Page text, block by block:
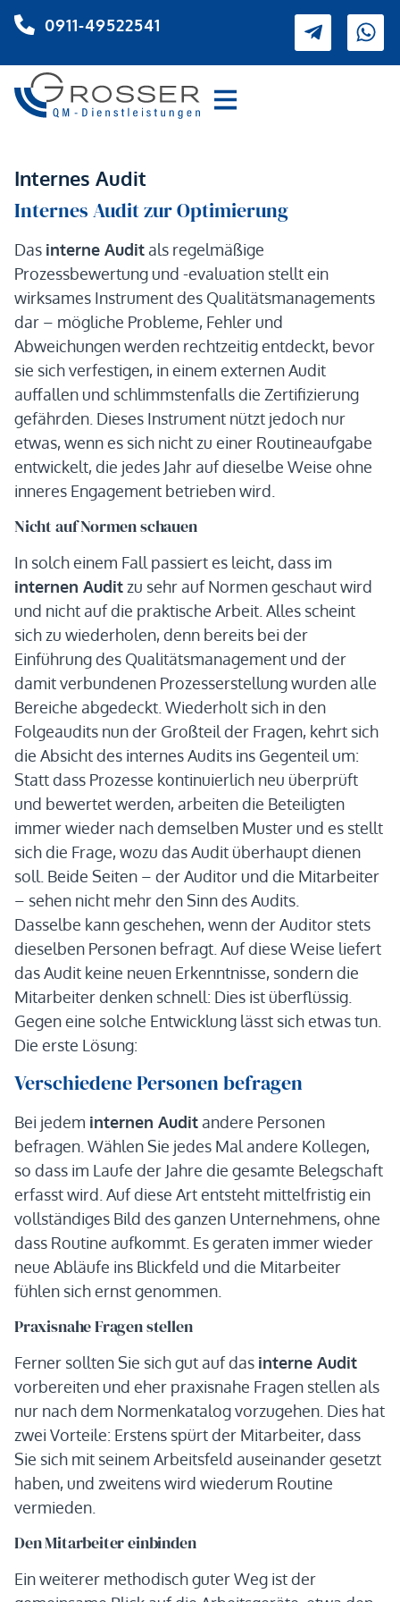
0911-49522541
Internes Audit
Internes Audit zur Optimierung
Das interne Auditals regelmäßige
Prozessbewertung und -evaluation stellt ein
wirksames Instrument des Qualitätsmanagements
dar – mögliche Probleme, Fehler und
Abweichungen werden rechtzeitig entdeckt, bevor
sie sich verfestigen, in einem externen Audit
auffallen und schlimmstenfalls die Zertifizierung
gefährden. Dieses Instrument nützt jedoch nur
etwas, wenn es sich nicht zu einer Routineaufgabe
entwickelt, die jedes Jahr auf dieselbe Weise ohne
inneres Engagement betrieben wird.
Nicht auf Normen schauen
In solch einem Fall passiert es leicht, dass im
internen Auditzu sehr auf Normen geschaut wird
und nicht auf die praktische Arbeit. Alles scheint
sich zu wiederholen, denn bereits bei der
Einführung des Qualitätsmanagement und der
damit verbundenen Prozesserstellung wurden alle
Bereiche abgedeckt. Wiederholt sich in den
Folgeaudits nun der Großteil der Fragen, kehrt sich
die Absicht des internes Audits ins Gegenteil um:
Statt dass Prozesse kontinuierlich neu überprüft
und bewertet werden, arbeiten die Beteiligten
immer wieder nach demselben Muster und es stellt
sich die Frage, wozu das Audit überhaupt dienen
soll. Beide Seiten – der Auditor und die Mitarbeiter
– sehen nicht mehr den Sinn des Audits.
Dasselbe kann geschehen, wenn der Auditor stets
dieselben Personen befragt. Auf diese Weise liefert
das Audit keine neuen Erkenntnisse, sondern die
Mitarbeiter denken schnell: Dies ist überflüssig.
Gegen eine solche Entwicklung lässt sich etwas tun.
Die erste Lösung:
Verschiedene Personen befragen
Bei jedem internen Auditandere Personen
befragen. Wählen Sie jedes Mal andere Kollegen,
so dass im Laufe der Jahre die gesamte Belegschaft
erfasst wird. Auf diese Art entsteht mittelfristig ein
vollständiges Bild des ganzen Unternehmens, ohne
dass Routine aufkommt. Es geraten immer wieder
neue Abläufe ins Blickfeld und die Mitarbeiter
fühlen sich ernst genommen.
Praxisnahe Fragen stellen
Ferner sollten Sie sich gut auf das interne Audit
vorbereiten und eher praxisnahe Fragen stellen als
nur nach dem Normenkatalog vorzugehen. Dies hat
zwei Vorteile: Erstens spürt der Mitarbeiter, dass
Sie sich mit seinem Arbeitsfeld auseinander gesetzt
haben, und zweitens wird wiederum Routine
vermieden.
Den Mitarbeiter einbinden
Ein weiterer methodisch guter Weg ist der